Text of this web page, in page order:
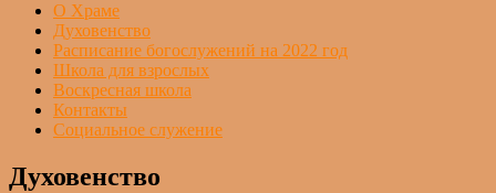
О Храме
Духовенство
Расписание богослужений на 2022 год
Школа для взрослых
Воскресная школа
Контакты
Социальное служение
Духовенство